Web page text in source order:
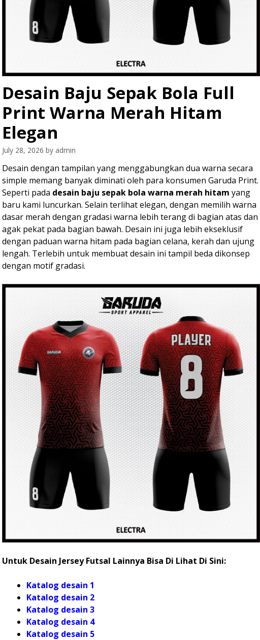
Desain Baju Sepak Bola Full
Print Warna Merah Hitam
Elegan
July 28, 2026 by admin
Desain dengan tampilan yang menggabungkan dua warna secara
simple memang banyak diminati oleh para konsumen Garuda Print.
Seperti pada desain baju sepak bola warna merah hitam yang
baru kami luncurkan. Selain terlihat elegan, dengan memilih warna
dasar merah dengan gradasi warna lebih terang di bagian atas dan
agak pekat pada bagian bawah. Desain ini juga lebih ekseklusif
dengan paduan warna hitam pada bagian celana, kerah dan ujung
lengah. Terlebih untuk membuat desain ini tampil beda dikonsep
dengan motif gradasi.
Untuk Desain Jersey Futsal Lainnya Bisa Di Lihat Di Sini:
Katalog desain 1
Katalog desain 2
Katalog desain 3
Katalog desain 4
Katalog desain 5